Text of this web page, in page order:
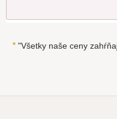
* "Všetky naše ceny